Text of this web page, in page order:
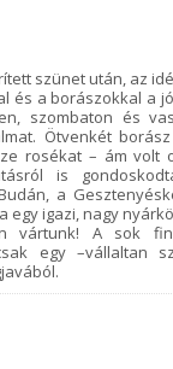
szünet után, az
és a borászokkal a
szombaton és
Ötvenkét
rosékat – ám volt
is
a
egy igazi, nagy
vártunk! A sok
egy –vállaltan